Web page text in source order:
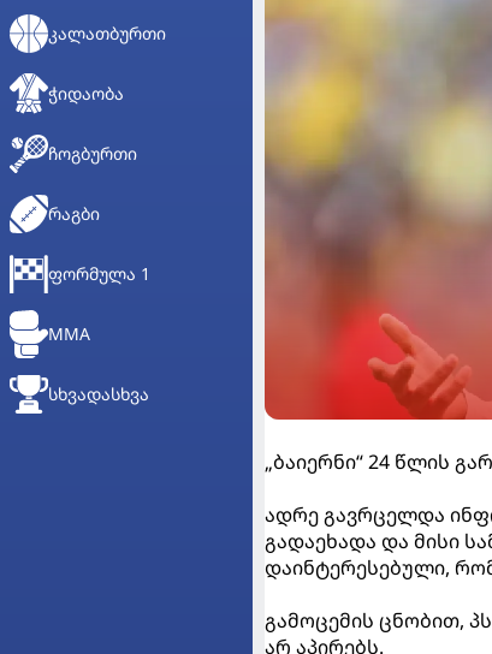
ᲙᲐᲚᲐᲗᲑᲣᲠᲗᲘ
ᲭᲘᲓᲐᲝᲑᲐ
ᲩᲝᲒᲑᲣᲠᲗᲘ
ᲠᲐᲒᲑᲘ
ᲤᲝᲠᲛᲣᲚᲐ 1
MMA
ᲡᲮᲕᲐᲓᲐᲡᲮᲕᲐ
„ბაიერნი“ 24 წლის
ადრე გავრცელდა
გადაეხადა და მისი
დაინტერესებული,
გამოცემის ცნობით,
არ აპირებს.